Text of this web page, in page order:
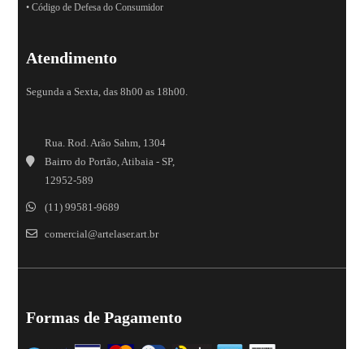
• Código de Defesa do Consumidor
Atendimento
Segunda a Sexta, das 8h00 as 18h00.
Rua. Rod. Arão Sahm, 1304
Bairro do Portão, Atibaia - SP,
12952-589
(11) 99581-9689
comercial@artelaser.art.br
Formas de Pagamento